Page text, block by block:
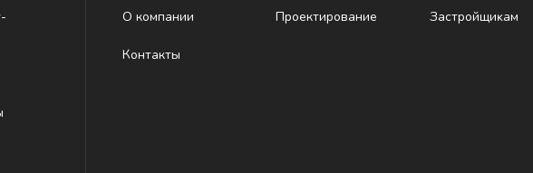
О компании Проектирование Застройщиĸам
Контакты